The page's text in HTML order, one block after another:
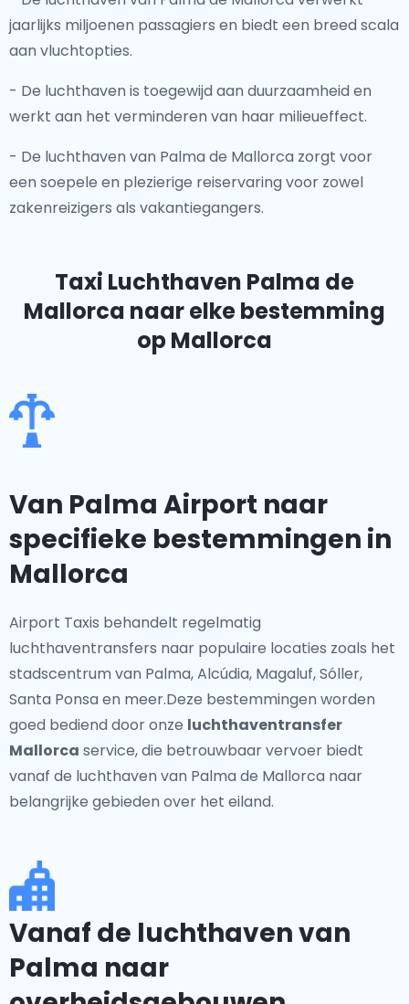
jaarlijks miljoenen passagiers en biedt een breed scala
aan vluchtopties.
- De luchthaven is toegewijd aan duurzaamheid en
werkt aan het verminderen van haar milieueffect.
- De luchthaven van Palma de Mallorca zorgt voor
een soepele en plezierige reiservaring voor zowel
zakenreizigers als vakantiegangers.
Taxi Luchthaven Palma de
Mallorca naar elke bestemming
op Mallorca
Van Palma Airport naar
specifieke bestemmingen in
Mallorca
Airport Taxis behandelt regelmatig
luchthaventransfers naar populaire locaties zoals het
stadscentrum van Palma, Alcúdia, Magaluf, Sóller,
Santa Ponsa en meer.Deze bestemmingen worden
goed bediend door onze luchthaventransfer
Mallorca service, die betrouwbaar vervoer biedt
vanaf de luchthaven van Palma de Mallorca naar
belangrijke gebieden over het eiland.
Vanaf de luchthaven van
Palma naar